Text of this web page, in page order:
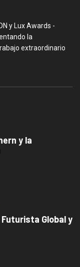
y Lux Awards -
la
extraordinario
y la
Global y